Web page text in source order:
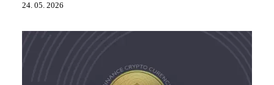
24. 05. 2026